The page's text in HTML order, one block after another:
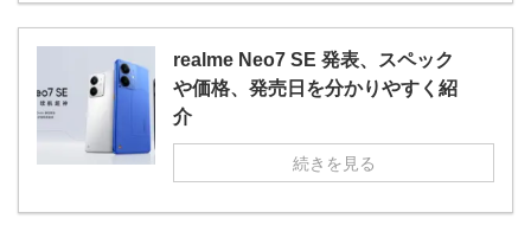
realme Neo7 SE 発表、スペック
や価格、発売日を分かりやすく紹
介
続きを見る